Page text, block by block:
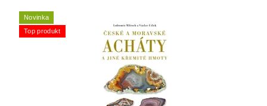
Novinka
Top produkt